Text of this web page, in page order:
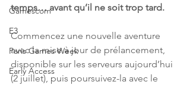
Gamescom
E3
Paris Games Week
Early Access
temps… avant qu’il ne soit trop tard.
Commencez une nouvelle aventure
avec la mise à jour de prélancement,
disponible sur les serveurs aujourd’hui
(2 juillet), puis poursuivez-la avec le